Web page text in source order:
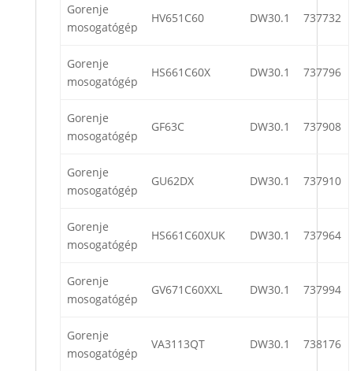
Gorenje
mosogatógép
HV651C60 DW30.1 737732
Gorenje
mosogatógép
HS661C60X DW30.1 737796
Gorenje
mosogatógép
GF63C DW30.1 737908
Gorenje
mosogatógép
GU62DX DW30.1 737910
Gorenje
mosogatógép
HS661C60XUK DW30.1 737964
Gorenje
mosogatógép
GV671C60XXL DW30.1 737994
Gorenje
mosogatógép
VA3113QT DW30.1 738176